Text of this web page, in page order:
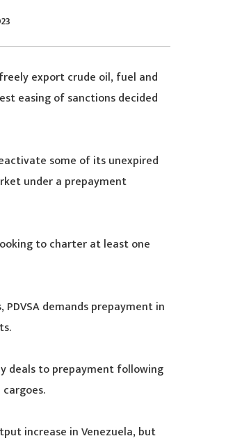
export crude oil, fuel and
easing of sanctions decided
some of its unexpired
under a prepayment
to charter at least one
demands prepayment in
deals to prepayment following
increase in Venezuela, but